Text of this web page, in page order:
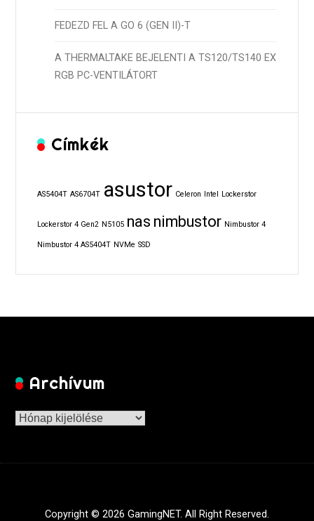
FEDEZD FEL A GO 6 (GEN II)-T
A THERMALTAKE BEJELENTI A TS120/TS140 EX
RGB PC-VENTILÁTORT
Címkék
AS5404T AS6704T asustor Celeron Intel Lockerstor
Lockerstor 4 Gen2 N5105 nas nimbustor Nimbustor 4
Nimbustor 4 AS5404T NVMe SSD
Archívum
Archívum
Copyright © 2026 GamingNET. All Right Reserved.